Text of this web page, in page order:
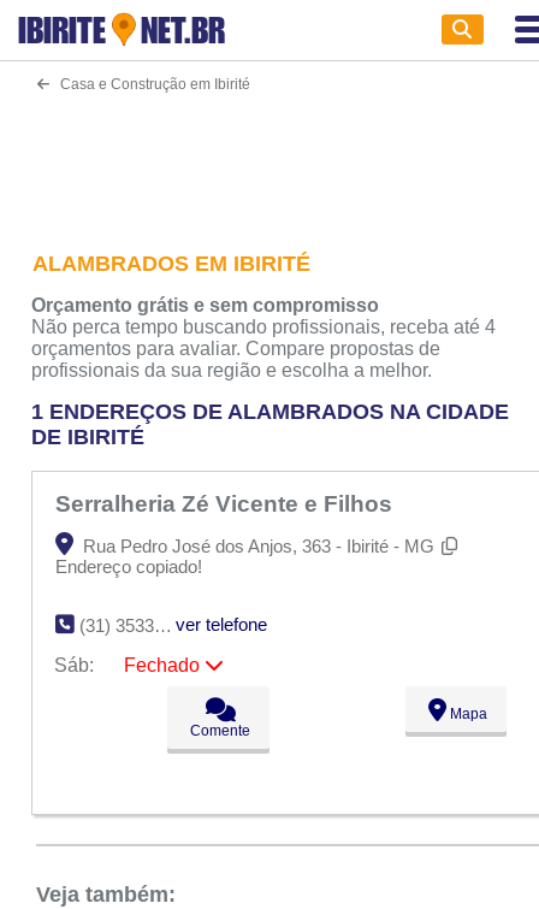
IBIRITE NET.BR
Casa e Construção em Ibirité
ALAMBRADOS EM IBIRITÉ
Orçamento grátis e sem compromisso
Não perca tempo buscando profissionais, receba até 4
orçamentos para avaliar. Compare propostas de
profissionais da sua região e escolha a melhor.
1 ENDEREÇOS DE ALAMBRADOS NA CIDADE
DE IBIRITÉ
Serralheria Zé Vicente e Filhos
Rua Pedro José dos Anjos, 363 - Ibirité - MG
Endereço copiado!
(31) 3533-1361
ver telefone
Sáb:
Fechado
09:00 - 18:00
09:00 - 18:00
09:00 - 18:00
Comente
Mapa
Veja também: